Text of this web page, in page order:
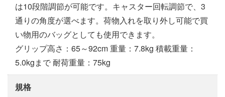
は10段階調節が可能です。キャスター回転調節で、3
通りの角度が選べます。荷物入れを取り外し可能で買
い物用のバッグとしても使用できます。
グリップ高さ：65～92cm 重量：7.8kg 積載重量：
5.0kgまで 耐荷重量：75kg
規格